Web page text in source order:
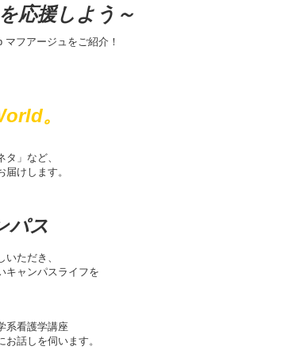
応援しよう～
フアージュをご紹介！
。
」など、
けします。
パス
ただき、
キャンパスライフを
系看護学講座
話しを伺います。